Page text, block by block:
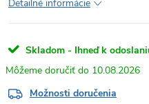
Detailné informácie
Skladom - Ihneď k
10.08.2026
Možnosti doručenia